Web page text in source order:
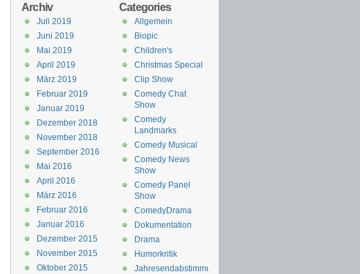
Categories
Allgemein
Biopic
Children's
Christmas Special
Clip Show
Comedy Chat
Show
Comedy
Landmarks
Comedy Musical
Comedy News
Show
Comedy Panel
Show
ComedyDrama
Dokumentation
Drama
Humorkritik
Jahresendabstimmung
Archiv
Juli 2019
Juni 2019
Mai 2019
April 2019
März 2019
Februar 2019
Januar 2019
Dezember 2018
November 2018
September 2016
Mai 2016
April 2016
März 2016
Februar 2016
Januar 2016
Dezember 2015
November 2015
Oktober 2015